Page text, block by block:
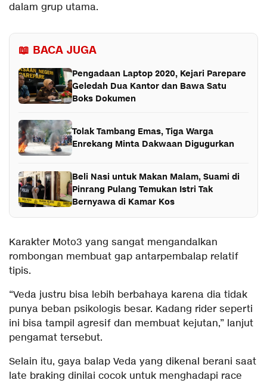
dalam grup utama.
📖 BACA JUGA
Pengadaan Laptop 2020, Kejari Parepare
Geledah Dua Kantor dan Bawa Satu
Boks Dokumen
Tolak Tambang Emas, Tiga Warga
Enrekang Minta Dakwaan Digugurkan
Beli Nasi untuk Makan Malam, Suami di
Pinrang Pulang Temukan Istri Tak
Bernyawa di Kamar Kos
Karakter Moto3 yang sangat mengandalkan
rombongan membuat gap antarpembalap relatif
tipis.
“Veda justru bisa lebih berbahaya karena dia tidak
punya beban psikologis besar. Kadang rider seperti
ini bisa tampil agresif dan membuat kejutan,” lanjut
pengamat tersebut.
Selain itu, gaya balap Veda yang dikenal berani saat
late braking dinilai cocok untuk menghadapi race